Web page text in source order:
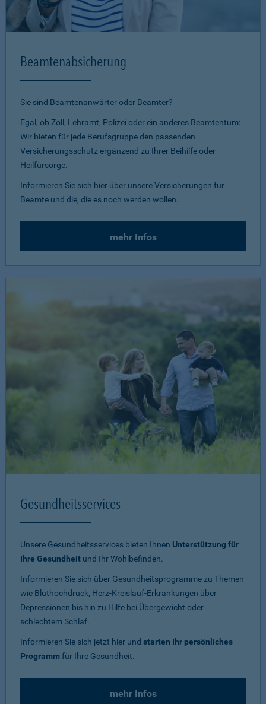
Beamtenabsicherung
Sie sind Beamtenanwärter oder Beamter?
Egal, ob Zoll, Lehramt, Polizei oder ein anderes Beamtentum:
Wir bieten für jede Berufsgruppe den passenden
Versicherungsschutz ergänzend zu Ihrer Beihilfe oder
Heilfürsorge.
Informieren Sie sich hier über unsere Versicherungen für
Beamte und die, die es noch werden wollen.
mehr Infos
Gesundheitsservices
Unsere Gesundheitsservices bieten Ihnen Unterstützung für
Ihre Gesundheit und Ihr Wohlbefinden.
Informieren Sie sich über Gesundheitsprogramme zu Themen
wie Bluthochdruck, Herz-Kreislauf-Erkrankungen über
Depressionen bis hin zu Hilfe bei Übergewicht oder
schlechtem Schlaf.
Informieren Sie sich jetzt hier und starten Ihr persönliches
Programmfür Ihre Gesundheit.
mehr Infos